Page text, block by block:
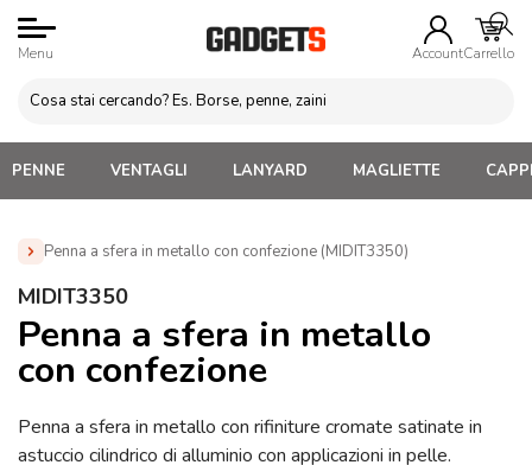
Menu AccountCarrello
PENNE VENTAGLI LANYARD MAGLIETTE
Penna a sfera in metallo con confezione (MIDIT3350)
Home »
Penne Personalizzate con LOGO, Matite, Pastelli,
Penna a sfera in metallo con confezione (MIDIT3350)
MIDIT3350
Penna a sfera in metallo
con confezione
Penna a sfera in metallo con rifiniture cromate satinate in
astuccio cilindrico di alluminio con applicazioni in pelle.